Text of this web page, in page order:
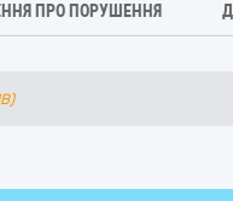
ПРО ПОРУШЕННЯ